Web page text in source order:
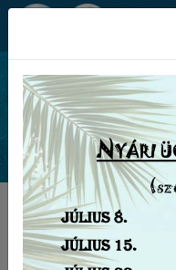
Hírek
ŐSZI SZÜNET
2025-10-22